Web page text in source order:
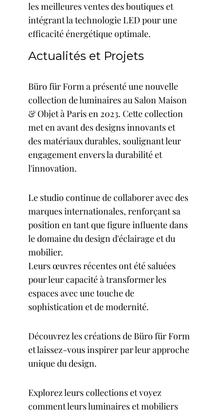
les meilleures ventes des boutiques et
intégrant la technologie LED pour une
efficacité énergétique optimale.
Actualités et Projets
Büro für Form a présenté une nouvelle
collection de luminaires au Salon Maison
& Objet à Paris en 2023. Cette collection
met en avant des designs innovants et
des matériaux durables, soulignant leur
engagement envers la durabilité et
l'innovation.
Le studio continue de collaborer avec des
marques internationales, renforçant sa
position en tant que figure influente dans
le domaine du design d'éclairage et du
mobilier.
Leurs œuvres récentes ont été saluées
pour leur capacité à transformer les
espaces avec une touche de
sophistication et de modernité.
Découvrez les créations de Büro für Form
et laissez-vous inspirer par leur approche
unique du design.
Explorez leurs collections et voyez
comment leurs luminaires et mobiliers